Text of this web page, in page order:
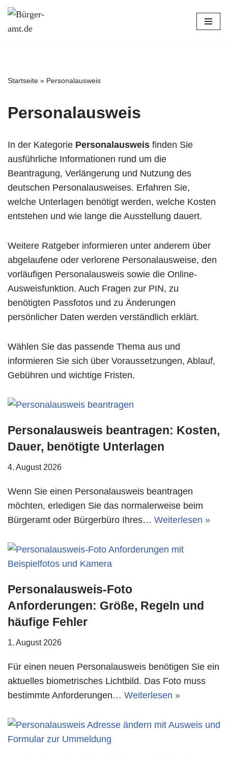
Zum
Startseite » Personalausweis
Personalausweis
In der Kategorie Personalausweis finden Sie
ausführliche Informationen rund um die
Beantragung, Verlängerung und Nutzung des
deutschen Personalausweises. Erfahren Sie,
welche Unterlagen benötigt werden, welche Kosten
entstehen und wie lange die Ausstellung dauert.
Weitere Ratgeber informieren unter anderem über
abgelaufene oder verlorene Personalausweise, den
vorläufigen Personalausweis sowie die Online-
Ausweisfunktion. Auch Fragen zur PIN, zu
benötigten Passfotos und zu Änderungen
persönlicher Daten werden verständlich erklärt.
Wählen Sie das passende Thema aus und
informieren Sie sich über Voraussetzungen, Ablauf,
Gebühren und wichtige Fristen.
Personalausweis beantragen: Kosten,
Dauer, benötigte Unterlagen
4. August 2026
Wenn Sie einen Personalausweis beantragen
möchten, erledigen Sie das normalerweise beim
Bürgeramt oder Bürgerbüro Ihres… Weiterlesen »
Personalausweis-Foto
Anforderungen: Größe, Regeln und
häufige Fehler
1. August 2026
Für einen neuen Personalausweis benötigen Sie ein
aktuelles biometrisches Lichtbild. Das Foto muss
bestimmte Anforderungen… Weiterlesen »